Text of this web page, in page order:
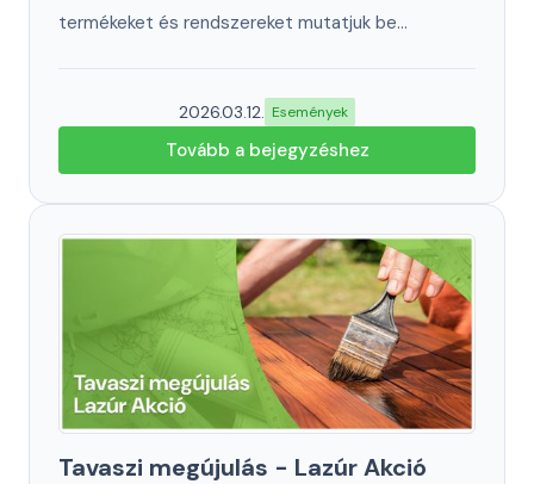
termékeket és rendszereket mutatjuk be...
2026.03.12. Események
Tovább a bejegyzéshez
Tavaszi megújulás - Lazúr Akció